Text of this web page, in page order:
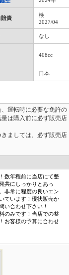
賠責
検
2027/04
なし
408cc
日本
運転時に必要な免許の
は購入前に必ず販売店
ましては、必ず販売店
数年程前に当店にて整
共にしっかりとあっ
非常に程度の良いエン
ています！現状販売か
い合わせ下さい！
のみです！当店での整
お客様の予算に合わせ